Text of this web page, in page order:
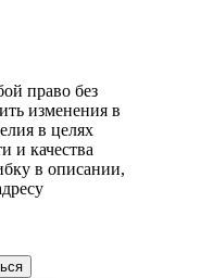
право без
изменения в
в целях
и качества
в описании,